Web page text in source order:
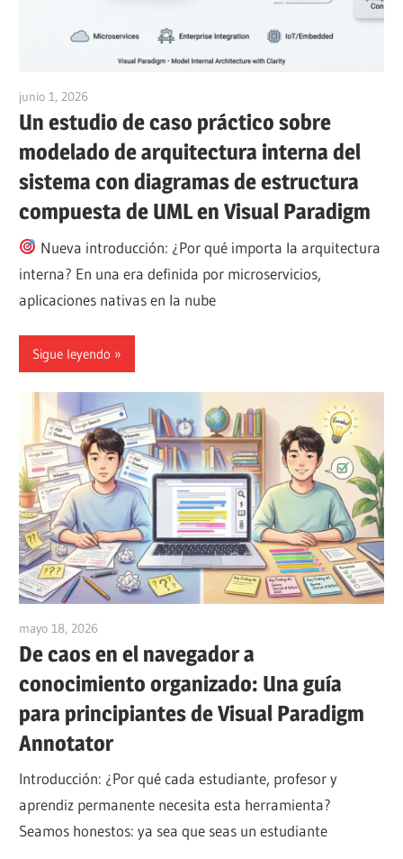
junio 1, 2026
Un estudio de caso práctico sobre
modelado de arquitectura interna del
sistema con diagramas de estructura
compuesta de UML en Visual Paradigm
Nueva introducción: ¿Por qué importa la arquitectura
interna? En una era definida por microservicios,
aplicaciones nativas en la nube
Sigue leyendo
mayo 18, 2026
De caos en el navegador a
conocimiento organizado: Una guía
para principiantes de Visual Paradigm
Annotator
Introducción: ¿Por qué cada estudiante, profesor y
aprendiz permanente necesita esta herramienta?
Seamos honestos: ya sea que seas un estudiante